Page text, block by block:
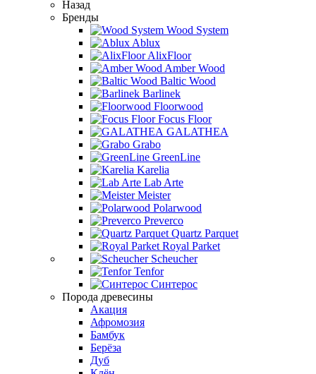
Назад
Бренды
Wood System
Ablux
AlixFloor
Amber Wood
Baltic Wood
Barlinek
Floorwood
Focus Floor
GALATHEA
Grabo
GreenLine
Karelia
Lab Arte
Meister
Polarwood
Preverco
Quartz Parquet
Royal Parket
Scheucher
Tenfor
Синтерос
Порода древесины
Акация
Афромозия
Бамбук
Берёза
Дуб